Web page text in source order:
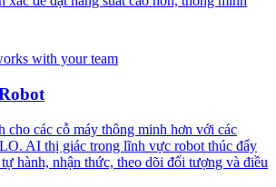
cho các cỗ máy thông minh hơn với các
AI thị giác trong lĩnh vực robot thúc đẩy
hành, nhận thức, theo dõi đối tượng và điều